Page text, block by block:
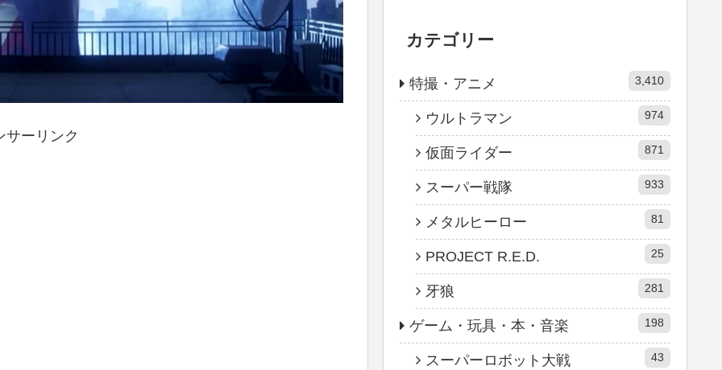
サーリンク
カテゴリー
特撮・アニメ 3,410
ウルトラマン 974
仮面ライダー 871
スーパー戦隊 933
メタルヒーロー 81
PROJECT R.E.D. 25
牙狼 281
ゲーム・玩具・本・音楽 198
スーパーロボット大戦 43